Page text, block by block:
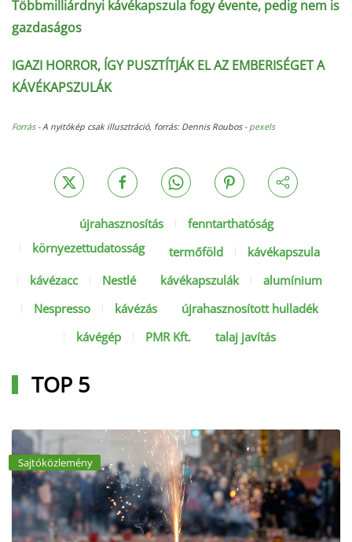
Többmilliárdnyi kávékapszula fogy évente, pedig nem is
gazdaságos
IGAZI HORROR, ÍGY PUSZTÍTJÁK EL AZ EMBERISÉGET A
KÁVÉKAPSZULÁK
Forrás - A nyitókép csak illusztráció, forrás: Dennis Roubos - pexels
újrahasznosítás
fenntarthatóság
környezettudatosság
termőföld
kávékapszula
kávézacc
Nestlé kávékapszulák
alumínium
Nespresso
kávézás
újrahasznosított hulladék
kávégép
PMR Kft. talaj javítás
TOP 5
Sajtóközlemény